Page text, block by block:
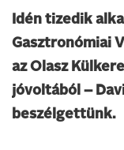
Idén tizedik
Gasztronómiai
az Olasz
jóvoltából –
beszélgettünk.